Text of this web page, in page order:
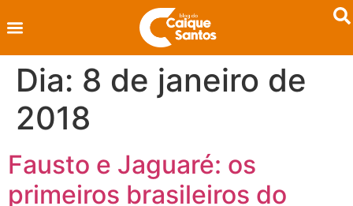
Dia: 8 de janeiro de
2018
Fausto e Jaguaré: os
primeiros brasileiros do